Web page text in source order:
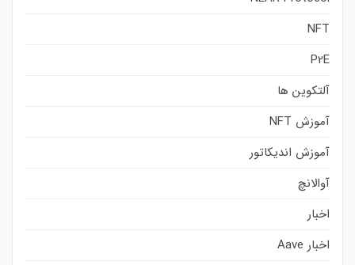
NFT
P2E
آلتکوین ها
آموزش NFT
آموزش اندیکاتور
آوالانچ
اخبار
اخبار Aave